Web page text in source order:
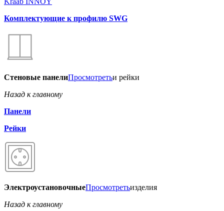
Комплектующие к профилю SWG
Стеновые панелиПросмотретьи рейки
Назад к главному
Панели
Рейки
ЭлектроустановочныеПросмотретьизделия
Назад к главному